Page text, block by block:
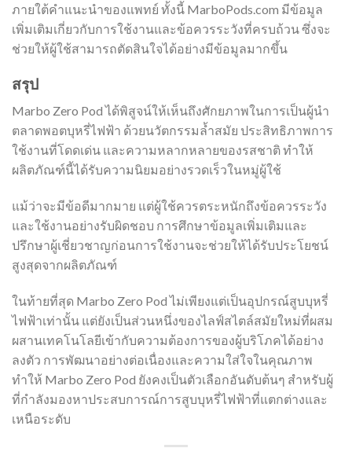
ภายใต้คำแนะนำของแพทย์ ทั้งนี้ MarboPods.com มีข้อมูล
เพิ่มเติมเกี่ยวกับการใช้งานและข้อควรระวังที่ครบถ้วน ซึ่งจะ
ช่วยให้ผู้ใช้สามารถตัดสินใจได้อย่างมีข้อมูลมากขึ้น
สรุป
Marbo Zero Pod ได้พิสูจน์ให้เห็นถึงศักยภาพในการเป็นผู้นำ
ตลาดพอตบุหรี่ไฟฟ้า ด้วยนวัตกรรมล้ำสมัย ประสิทธิภาพการ
ใช้งานที่โดดเด่น และความหลากหลายของรสชาติ ทำให้
ผลิตภัณฑ์นี้ได้รับความนิยมอย่างรวดเร็วในหมู่ผู้ใช้
แม้ว่าจะมีข้อดีมากมาย แต่ผู้ใช้ควรตระหนักถึงข้อควรระวัง
และใช้งานอย่างรับผิดชอบ การศึกษาข้อมูลเพิ่มเติมและ
ปรึกษาผู้เชี่ยวชาญก่อนการใช้งานจะช่วยให้ได้รับประโยชน์
สูงสุดจากผลิตภัณฑ์
ในท้ายที่สุด Marbo Zero Pod ไม่เพียงแต่เป็นอุปกรณ์สูบบุหรี่
ไฟฟ้าเท่านั้น แต่ยังเป็นส่วนหนึ่งของไลฟ์สไตล์สมัยใหม่ที่ผสม
ผสานเทคโนโลยีเข้ากับความต้องการของผู้บริโภคได้อย่าง
ลงตัว การพัฒนาอย่างต่อเนื่องและความใส่ใจในคุณภาพ
ทำให้ Marbo Zero Pod ยังคงเป็นตัวเลือกอันดับต้นๆ สำหรับผู้
ที่กำลังมองหาประสบการณ์การสูบบุหรี่ไฟฟ้าที่แตกต่างและ
เหนือระดับ